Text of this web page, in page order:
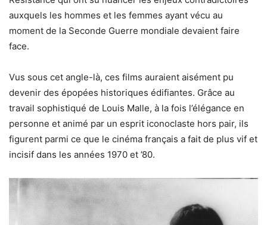
auxquels les hommes et les femmes ayant vécu au
moment de la Seconde Guerre mondiale devaient faire
face.
Vus sous cet angle-là, ces films auraient aisément pu
devenir des épopées historiques édifiantes. Grâce au
travail sophistiqué de Louis Malle, à la fois l’élégance en
personne et animé par un esprit iconoclaste hors pair, ils
figurent parmi ce que le cinéma français a fait de plus vif et
incisif dans les années 1970 et ’80.